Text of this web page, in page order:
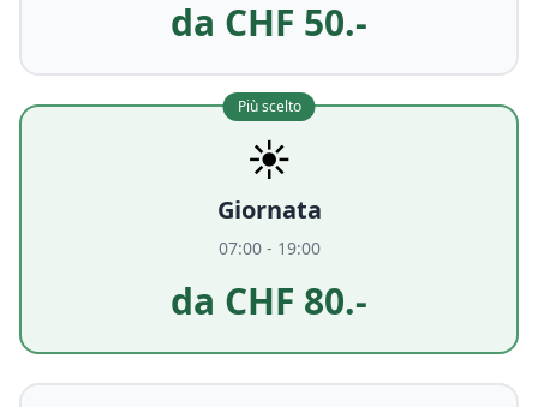
da CHF 50.-
Più scelto
☀️
Giornata
07:00 - 19:00
da CHF 80.-